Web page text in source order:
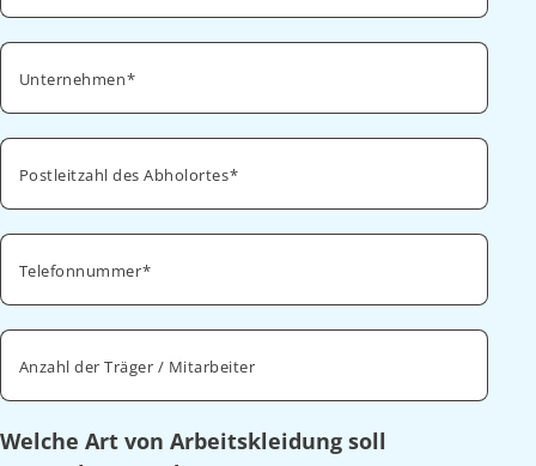
Unternehmen
Postleitzahl des Abholortes
Telefonnummer
Anzahl der Träger / Mitarbeiter
Welche Art von Arbeitskleidung soll